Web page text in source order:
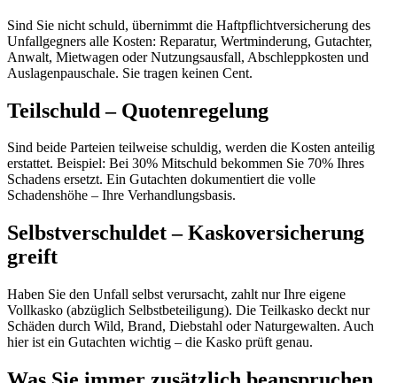
Sind Sie nicht schuld, übernimmt die Haftpflichtversicherung des
Unfallgegners alle Kosten: Reparatur, Wertminderung, Gutachter,
Anwalt, Mietwagen oder Nutzungsausfall, Abschleppkosten und
Auslagenpauschale. Sie tragen keinen Cent.
Teilschuld – Quotenregelung
Sind beide Parteien teilweise schuldig, werden die Kosten anteilig
erstattet. Beispiel: Bei 30% Mitschuld bekommen Sie 70% Ihres
Schadens ersetzt. Ein Gutachten dokumentiert die volle
Schadenshöhe – Ihre Verhandlungsbasis.
Selbstverschuldet – Kaskoversicherung
greift
Haben Sie den Unfall selbst verursacht, zahlt nur Ihre eigene
Vollkasko (abzüglich Selbstbeteiligung). Die Teilkasko deckt nur
Schäden durch Wild, Brand, Diebstahl oder Naturgewalten. Auch
hier ist ein Gutachten wichtig – die Kasko prüft genau.